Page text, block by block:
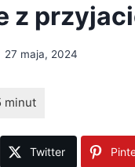
z
27 maja, 2024
Twitter